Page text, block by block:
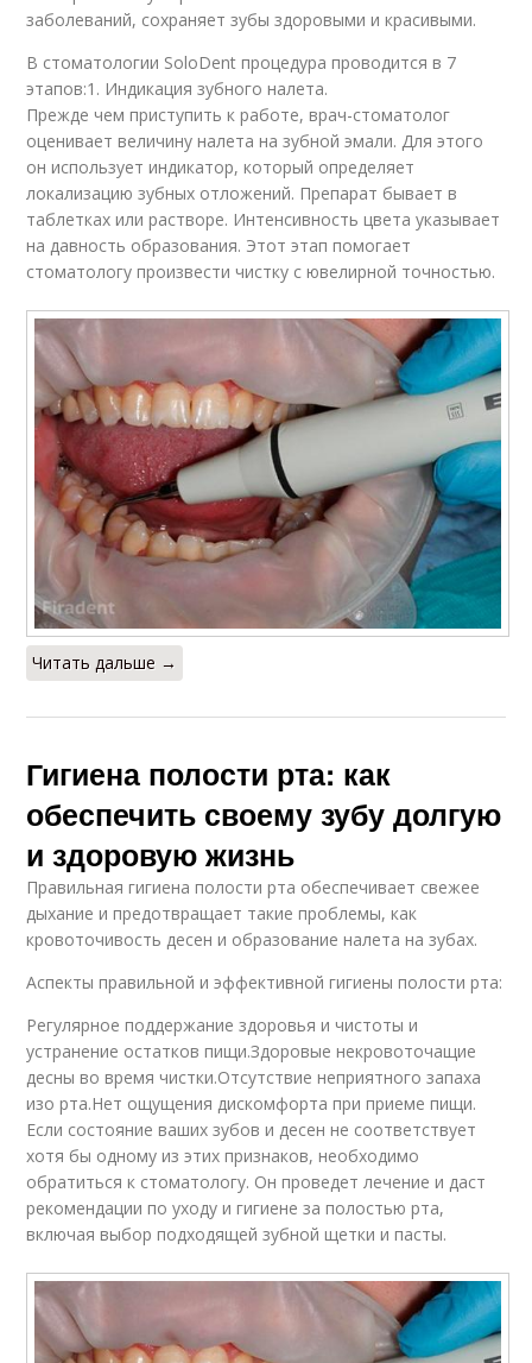
заболеваний, сохраняет зубы здоровыми и красивыми.
В стоматологии SoloDent процедура проводится в 7
этапов:1. Индикация зубного налета.
Прежде чем приступить к работе, врач-стоматолог
оценивает величину налета на зубной эмали. Для этого
он использует индикатор, который определяет
локализацию зубных отложений. Препарат бывает в
таблетках или растворе. Интенсивность цвета указывает
на давность образования. Этот этап помогает
стоматологу произвести чистку с ювелирной точностью.
Читать дальше →
Гигиена полости рта: как
обеспечить своему зубу долгую
и здоровую жизнь
Правильная гигиена полости рта обеспечивает свежее
дыхание и предотвращает такие проблемы, как
кровоточивость десен и образование налета на зубах.
Аспекты правильной и эффективной гигиены полости рта:
Регулярное поддержание здоровья и чистоты и
устранение остатков пищи.Здоровые некровоточащие
десны во время чистки.Отсутствие неприятного запаха
изо рта.Нет ощущения дискомфорта при приеме пищи.
Если состояние ваших зубов и десен не соответствует
хотя бы одному из этих признаков, необходимо
обратиться к стоматологу. Он проведет лечение и даст
рекомендации по уходу и гигиене за полостью рта,
включая выбор подходящей зубной щетки и пасты.